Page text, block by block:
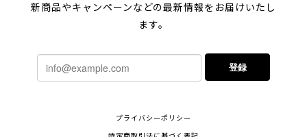
新商品やキャンペーンなどの最新情報をお届けいたし
ます。
登録
プライバシーポリシー